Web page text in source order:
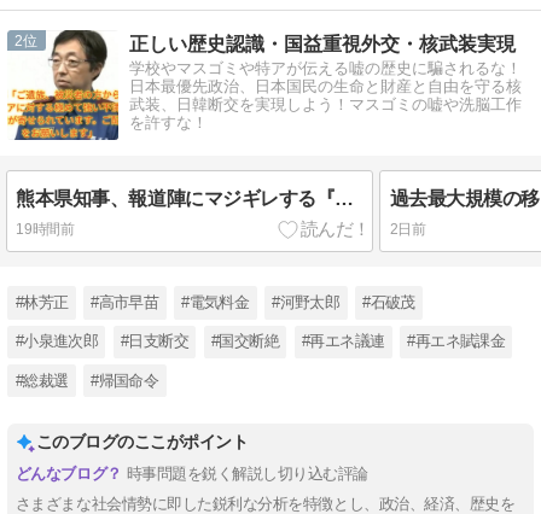
2 正しい歴史認識・国益重視外交・核武装実現
学校やマスゴミや特アが伝える嘘の歴史に騙されるな！
日本最優先政治、日本国民の生命と財産と自由を守る核
武装、日韓断交を実現しよう！マスゴミの嘘や洗脳工作
を許すな！
熊本県知事、報道陣にマジギレする『例えばご遺族のところに押しかけてくる！多忙な自治体の職員を長時間拘束して数字などの調査を要求する』マスゴミは百害あって一利なし
19時間前 2日前
#林芳正 #高市早苗 #電気料金 #河野太郎 #石破茂
#小泉進次郎 #日支断交 #国交断絶 #再エネ議連 #再エネ賦課金
#総裁選 #帰国命令
このブログのここがポイント
時事問題を鋭く解説し切り込む評論
さまざまな社会情勢に即した鋭利な分析を特徴とし、政治、経済、歴史を